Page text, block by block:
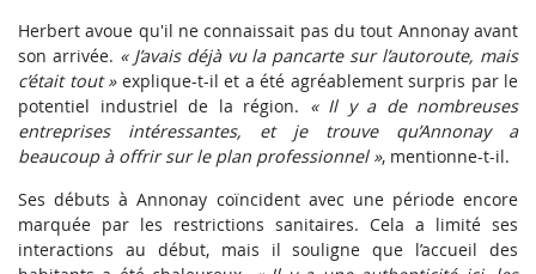
Herbert avoue qu'il ne connaissait pas du tout Annonay avant
son arrivée. « J’avais déjà vu la pancarte sur l’autoroute, mais
c’était tout »explique-t-il et a été agréablement surpris par le
potentiel industriel de la région. « Il y a de nombreuses
entreprises intéressantes, et je trouve qu’Annonay a
beaucoup à offrir sur le plan professionnel », mentionne-t-il.
Ses débuts à Annonay coïncident avec une période encore
marquée par les restrictions sanitaires. Cela a limité ses
interactions au début, mais il souligne que l’accueil des